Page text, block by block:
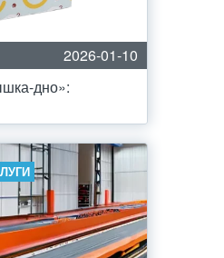
2026-01-10
дно»: